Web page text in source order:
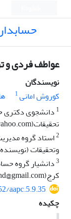
عواطف فردی و
نویسندگان
کوروش امانی1
1 دانشجوی دکتری
تحقیقات(kouroshamani@yahoo.com)
2استاد گروه
وتحقیقات
3دانشیار گروه
کرج(dr.banimahd@gmail.com)
aapc.5.9.35
چکیده